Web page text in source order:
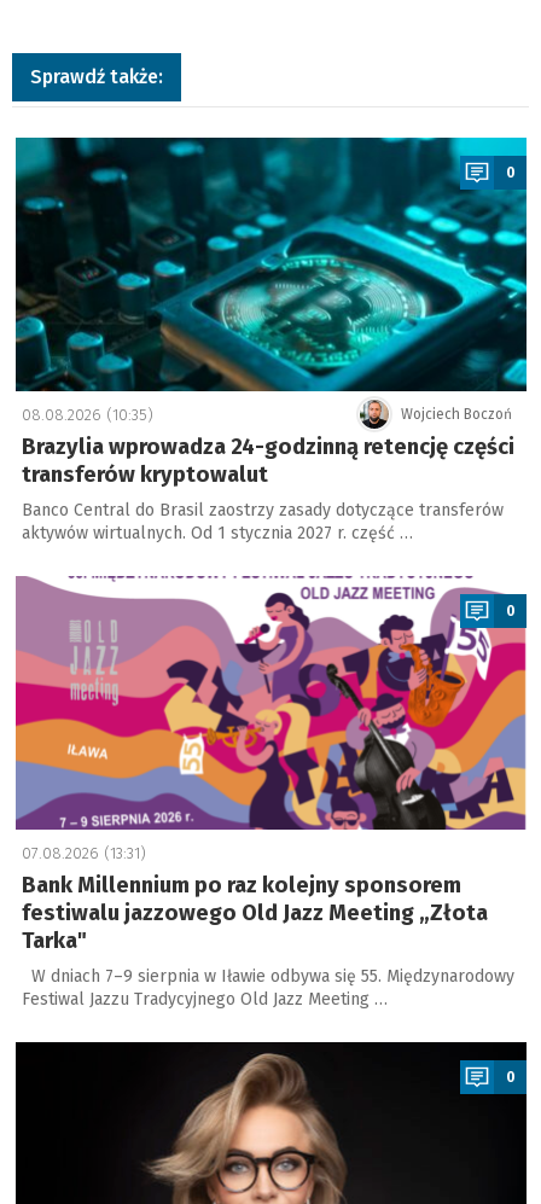
Sprawdź także:
a
0
Wojciech Boczoń
08.08.2026 (10:35)
Brazylia wprowadza 24-godzinną retencję części
transferów kryptowalut
Banco Central do Brasil zaostrzy zasady dotyczące transferów
aktywów wirtualnych. Od 1 stycznia 2027 r. część …
a
0
07.08.2026 (13:31)
Bank Millennium po raz kolejny sponsorem
festiwalu jazzowego Old Jazz Meeting „Złota
Tarka"
W dniach 7–9 sierpnia w Iławie odbywa się 55. Międzynarodowy
Festiwal Jazzu Tradycyjnego Old Jazz Meeting …
a
0